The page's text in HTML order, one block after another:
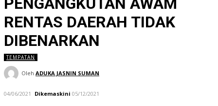
RENTAS DAERAH TIDAK
DIBENARKAN
TEMPATAN
Oleh ADUKA JASNIN SUMAN
04/06/2021 Dikemaskini 05/12/2021